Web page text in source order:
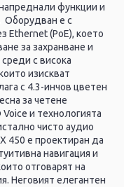
функции и
Оборудван е с
Ethernet (PoE), което
за захранване и
с висока
изискват
с 4.3-инчов цветен
за четене
и технологията
чисто аудио
450 е проектиран да
навигация и
отговарят на
Неговият елегантен